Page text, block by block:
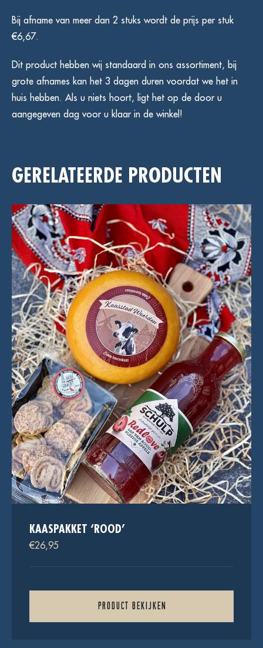
Bij afname van meer dan 2 stuks wordt de prijs per stuk
€6,67.
Dit product hebben wij standaard in ons assortiment, bij
grote afnames kan het 3 dagen duren voordat we het in
huis hebben. Als u niets hoort, ligt het op de door u
aangegeven dag voor u klaar in de winkel!
GERELATEERDE PRODUCTEN
KAASPAKKET ‘ROOD’
€26,95
PRODUCT BEKIJKEN